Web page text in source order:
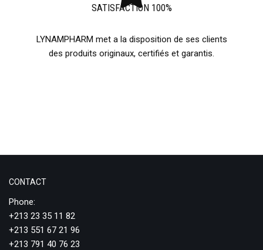
SATISFACTION 100%
LYNAMPHARM met a la disposition de ses clients
des produits originaux, certifiés et garantis.
CONTACT
Phone:
+213 23 35 11 82
+213 551 67 21 96
+213 791 40 76 23